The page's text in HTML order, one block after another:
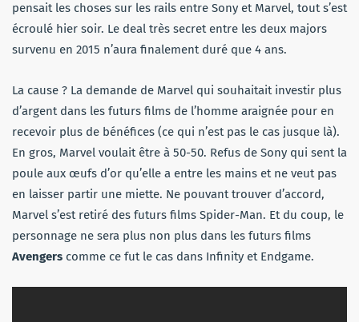
pensait les choses sur les rails entre Sony et Marvel, tout s’est
écroulé hier soir. Le deal très secret entre les deux majors
survenu en 2015 n’aura finalement duré que 4 ans.
La cause ? La demande de Marvel qui souhaitait investir plus
d’argent dans les futurs films de l’homme araignée pour en
recevoir plus de bénéfices (ce qui n’est pas le cas jusque là).
En gros, Marvel voulait être à 50-50. Refus de Sony qui sent la
poule aux œufs d’or qu’elle a entre les mains et ne veut pas
en laisser partir une miette. Ne pouvant trouver d’accord,
Marvel s’est retiré des futurs films Spider-Man. Et du coup, le
personnage ne sera plus non plus dans les futurs films
Avengers comme ce fut le cas dans Infinity et Endgame.